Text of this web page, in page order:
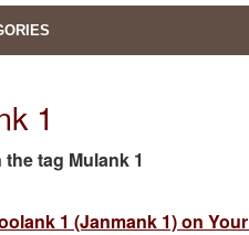
1
tag Mulank 1
1 (Janmank 1) on